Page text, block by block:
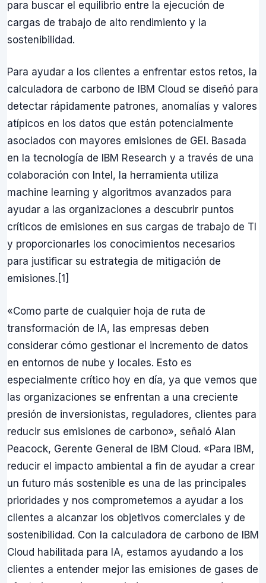
para buscar el equilibrio entre la ejecución de
cargas de trabajo de alto rendimiento y la
sostenibilidad.
Para ayudar a los clientes a enfrentar estos retos, la
calculadora de carbono de IBM Cloud se diseñó para
detectar rápidamente patrones, anomalías y valores
atípicos en los datos que están potencialmente
asociados con mayores emisiones de GEI. Basada
en la tecnología de IBM Research y a través de una
colaboración con Intel, la herramienta utiliza
machine learning y algoritmos avanzados para
ayudar a las organizaciones a descubrir puntos
críticos de emisiones en sus cargas de trabajo de TI
y proporcionarles los conocimientos necesarios
para justificar su estrategia de mitigación de
emisiones.[1]
«Como parte de cualquier hoja de ruta de
transformación de IA, las empresas deben
considerar cómo gestionar el incremento de datos
en entornos de nube y locales. Esto es
especialmente crítico hoy en día, ya que vemos que
las organizaciones se enfrentan a una creciente
presión de inversionistas, reguladores, clientes para
reducir sus emisiones de carbono», señaló Alan
Peacock, Gerente General de IBM Cloud. «Para IBM,
reducir el impacto ambiental a fin de ayudar a crear
un futuro más sostenible es una de las principales
prioridades y nos comprometemos a ayudar a los
clientes a alcanzar los objetivos comerciales y de
sostenibilidad. Con la calculadora de carbono de IBM
Cloud habilitada para IA, estamos ayudando a los
clientes a entender mejor las emisiones de gases de